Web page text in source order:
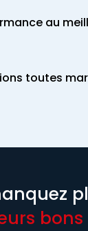
au
toutes